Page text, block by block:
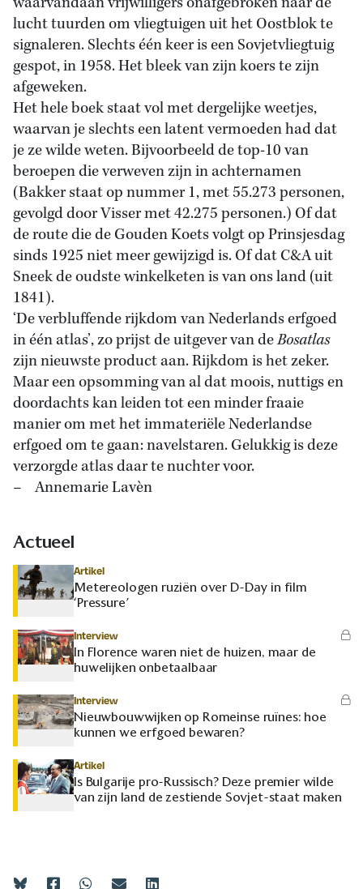
lucht tuurden om vliegtuigen uit het Oostblok te
signaleren. Slechts één keer is een Sovjetvliegtuig
gespot, in 1958. Het bleek van zijn koers te zijn
afgeweken.
Het hele boek staat vol met dergelijke weetjes,
waarvan je slechts een latent vermoeden had dat
je ze wilde weten. Bijvoorbeeld de top-10 van
beroepen die verweven zijn in achternamen
(Bakker staat op nummer 1, met 55.273 personen,
gevolgd door Visser met 42.275 personen.) Of dat
de route die de Gouden Koets volgt op Prinsjesdag
sinds 1925 niet meer gewijzigd is. Of dat C&A uit
Sneek de oudste winkelketen is van ons land (uit
1841).
‘De verbluffende rijkdom van Nederlands erfgoed
in één atlas’, zo prijst de uitgever van deBosatlas
zijn nieuwste product aan. Rijkdom is het zeker.
Maar een opsomming van al dat moois, nuttigs en
doordachts kan leiden tot een minder fraaie
manier om met het immateriële Nederlandse
erfgoed om te gaan: navelstaren. Gelukkig is deze
verzorgde atlas daar te nuchter voor.
– Annemarie Lavèn
Actueel
Artikel
Metereologen ruziën over D-Day in film
‘Pressure’
Interview
In Florence waren niet de huizen, maar de
huwelijken onbetaalbaar
Interview
Nieuwbouwwijken op Romeinse ruïnes: hoe
kunnen we erfgoed bewaren?
Artikel
Is Bulgarije pro-Russisch? Deze premier wilde
van zijn land de zestiende Sovjet-staat maken